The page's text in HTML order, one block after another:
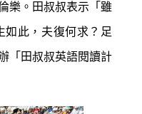
樂。田叔叔表示「雖
如此，夫復何求？足
「田叔叔英語閱讀計